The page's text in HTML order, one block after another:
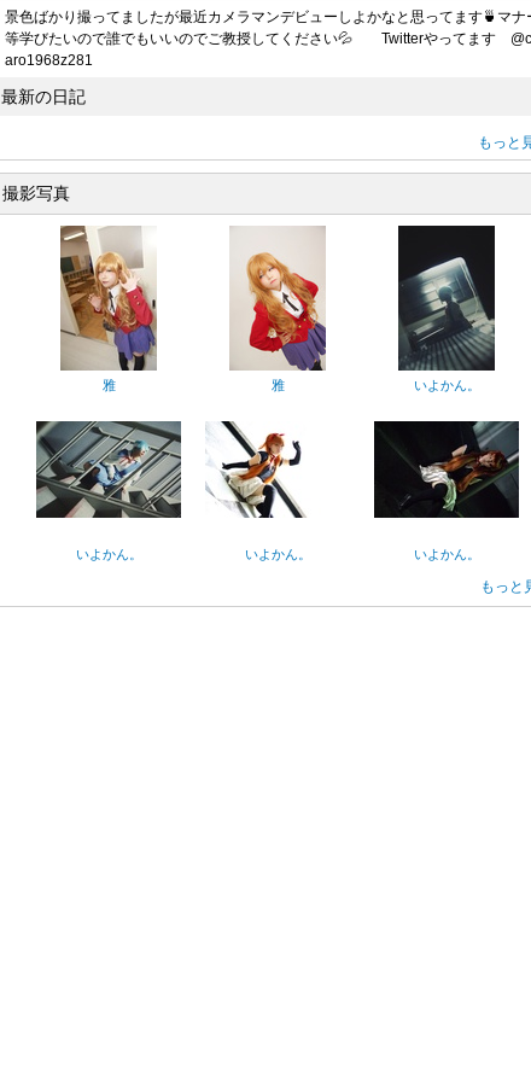
景色ばかり撮ってましたが最近カメラマンデビューしよかなと思ってます🍵マナ
等学びたいので誰でもいいのでご教授してください💦 Twitterやってます
aro1968z281
最新の日記
もっと
撮影写真
雅 雅 いよかん。
いよかん。 いよかん。 いよかん。
もっと